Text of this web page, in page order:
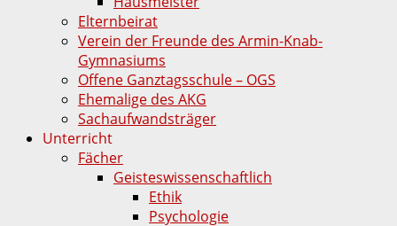
Elternbeirat
Verein der Freunde des Armin-Knab-
Gymnasiums
Offene Ganztagsschule – OGS
Ehemalige des AKG
Sachaufwandsträger
Unterricht
Fächer
Geisteswissenschaftlich
Ethik
Psychologie